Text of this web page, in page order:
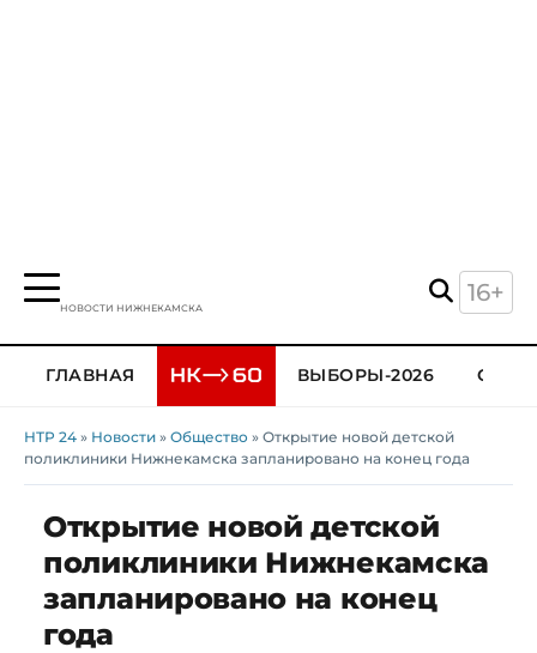
НОВОСТИ НИЖНЕКАМСКА
16+
ГЛАВНАЯ ВЫБОРЫ-2026
НТР 24 » Новости » Общество » Открытие новой детской
поликлиники Нижнекамска запланировано на конец года
Открытие новой детской
поликлиники Нижнекамска
запланировано на конец
года